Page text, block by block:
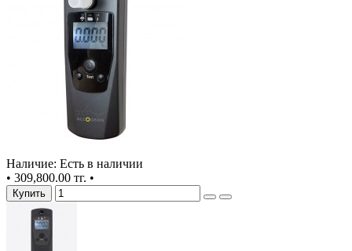
Наличие: Есть в наличии
• 309,800.00 тг. •
Купить